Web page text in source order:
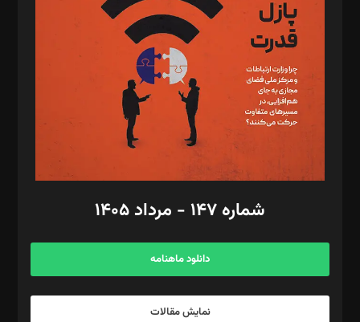
مصطفی مسجدی آرانی، ابوالفضل رجبی، زهرا فکرانه، فائزه فتحی
رستمی،مصطفی باستان
ویرایش: نگار استاد‌‌آقا
طراح یونیفرم: مجید توکلی
فیلمبرداری و عکاسی: امیر شفیعی، مانی لطفی زاده
گرافیک و صفحه‌آرایی: سید‌سبحان‌علی ثابت
مد‌یر توسعه تجاری: کامبیز برید‌
امور مالی: شاپور رهبری، محمد‌ کاظمی‌نیا
آگهی و مشترکین: ۰۹۱۹۹۹۹۰۴۵۴
شماره ۱۴۷ - مرداد ۱۴۰۵
دانلود ماهنامه
نمایش مقالات